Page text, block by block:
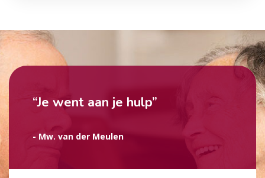
“Je went aan je hulp”
- Mw. van der Meulen